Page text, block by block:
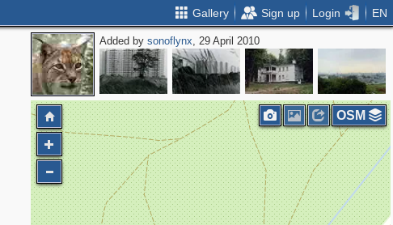
Gallery Sign up Login EN
Added bysonoflynx, 29 April 2010
OSM